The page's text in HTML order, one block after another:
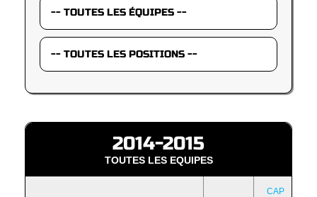
2014-2015
TOUTES LES EQUIPES
CAP